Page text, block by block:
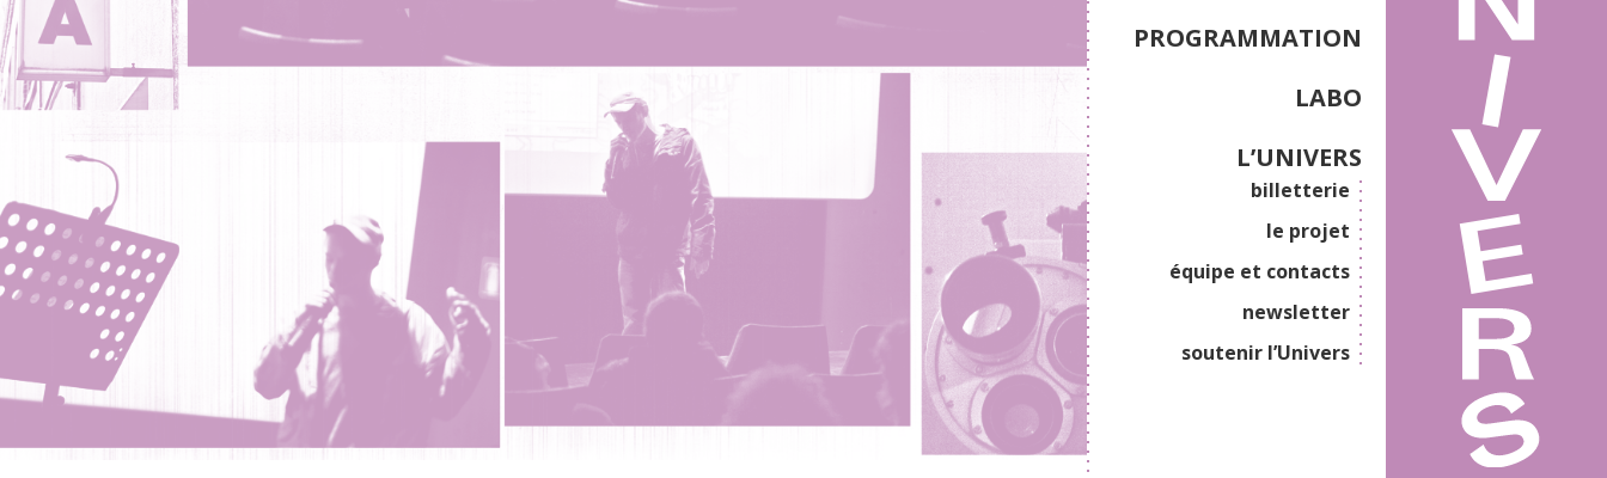
PROGRAMMATION
LABO
L’UNIVERS
billetterie
le projet
équipe et contacts
newsletter
soutenir l’Univers